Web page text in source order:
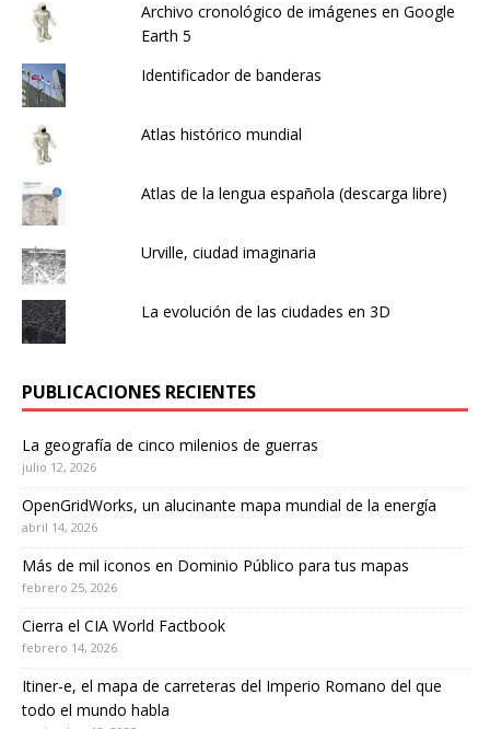
Archivo cronológico de imágenes en Google
Earth 5
Identificador de banderas
Atlas histórico mundial
Atlas de la lengua española (descarga libre)
Urville, ciudad imaginaria
La evolución de las ciudades en 3D
PUBLICACIONES RECIENTES
La geografía de cinco milenios de guerras
julio 12, 2026
OpenGridWorks, un alucinante mapa mundial de la energía
abril 14, 2026
Más de mil iconos en Dominio Público para tus mapas
febrero 25, 2026
Cierra el CIA World Factbook
febrero 14, 2026
Itiner-e, el mapa de carreteras del Imperio Romano del que
todo el mundo habla